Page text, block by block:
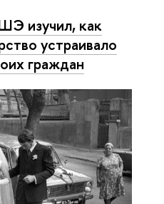
изучил, как
устраивало
граждан